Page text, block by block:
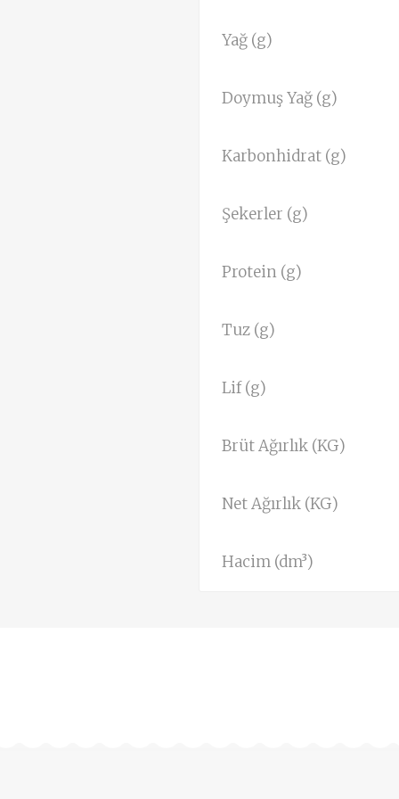
Yağ (g)
Doymuş Yağ (g)
Karbonhidrat (g)
Şekerler (g)
Protein (g)
Tuz (g)
Lif (g)
Brüt Ağırlık (KG)
Net Ağırlık (KG)
Hacim (dm³)